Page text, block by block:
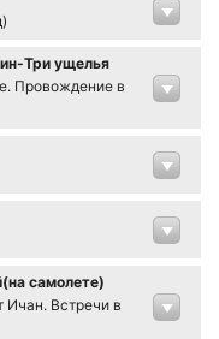
Три ущелья
Провождение в
самолете)
Ичан. Встречи в